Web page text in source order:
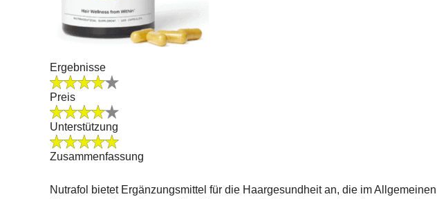
Ergebnisse
Preis
Unterstützung
Zusammenfassung
Nutrafol bietet Ergänzungsmittel für die Haargesundheit an, die im